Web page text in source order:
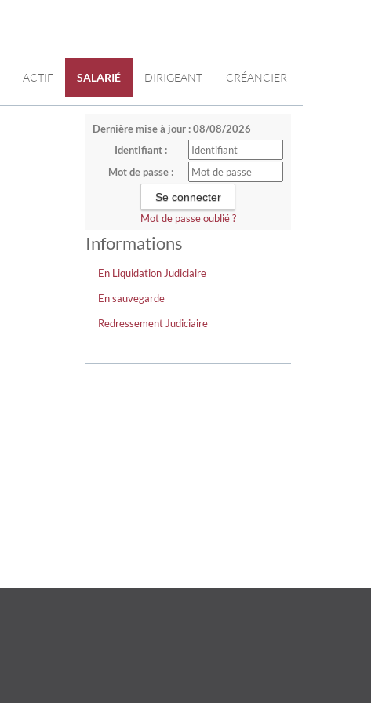
ACTIF SALARIÉ DIRIGEANT CRÉANCIER
Dernière mise à jour : 08/08/2026
Identifiant :
Mot de passe :
Mot de passe oublié ?
Informations
En Liquidation Judiciaire
En sauvegarde
Redressement Judiciaire